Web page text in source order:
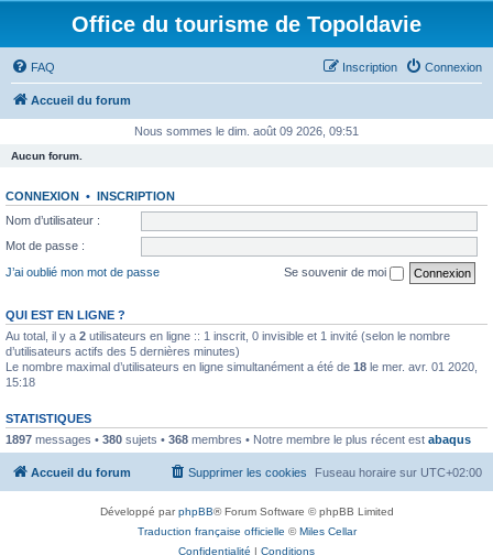
Office du tourisme de Topoldavie
FAQ Connexion
Inscription
Accueil du forum
Nous sommes le dim. août 09 2026, 09:51
Aucun forum.
CONNEXION • INSCRIPTION
Nom d’utilisateur :
Mot de passe :
J’ai oublié mon mot de passe
Se souvenir de moi
QUI EST EN LIGNE ?
Au total, il y a 2 utilisateurs en ligne :: 1 inscrit, 0 invisible et 1 invité (selon le nombre
d’utilisateurs actifs des 5 dernières minutes)
Le nombre maximal d’utilisateurs en ligne simultanément a été de 18 le mer. avr. 01 2020,
15:18
STATISTIQUES
1897 messages • 380 sujets • 368 membres • Notre membre le plus récent est abaqus
Accueil du forum Fuseau horaire sur UTC+02:00
Supprimer les cookies
Développé parphpBB® Forum Software © phpBB Limited
Traduction française officielle ©Miles Cellar
Confidentialité | Conditions